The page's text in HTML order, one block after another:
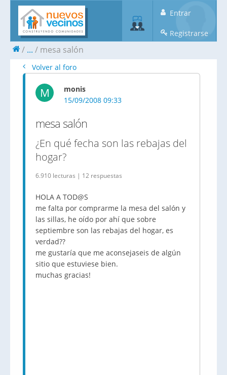
Entrar
Registrarse
... mesa salón
Volver al foro
M
monis
15/09/2008 09:33
mesa salón
¿En qué fecha son las rebajas del
hogar?
6.910 lecturas | 12 respuestas
HOLA A TOD@S
me falta por comprarme la mesa del salón y
las sillas, he oído por ahí que sobre
septiembre son las rebajas del hogar, es
verdad??
me gustaría que me aconsejaseis de algún
sitio que estuviese bien.
muchas gracias!